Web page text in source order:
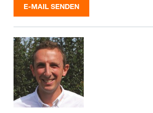
E-MAIL SENDEN